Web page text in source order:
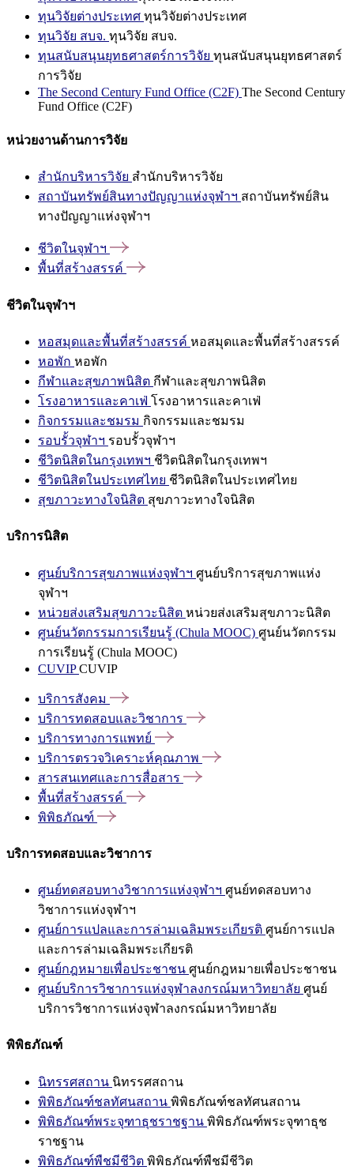
ทุนวิจัยต่างประเทศ ทุนวิจัยต่างประเทศ
ทุนวิจัย สบจ. ทุนวิจัย สบจ.
ทุนสนับสนุนยุทธศาสตร์การวิจัย ทุนสนับสนุนยุทธศาสตร์
การวิจัย
The Second Century Fund Office (C2F) The Second Century
Fund Office (C2F)
หน่วยงานด้านการวิจัย
สำนักบริหารวิจัย สำนักบริหารวิจัย
สถาบันทรัพย์สินทางปัญญาแห่งจุฬาฯ สถาบันทรัพย์สิน
ทางปัญญาแห่งจุฬาฯ
ชีวิตในจุฬาฯ
พื้นที่สร้างสรรค์
ชีวิตในจุฬาฯ
หอสมุดและพื้นที่สร้างสรรค์ หอสมุดและพื้นที่สร้างสรรค์
หอพัก หอพัก
กีฬาและสุขภาพนิสิต กีฬาและสุขภาพนิสิต
โรงอาหารและคาเฟ่ โรงอาหารและคาเฟ่
กิจกรรมและชมรม กิจกรรมและชมรม
รอบรั้วจุฬาฯ รอบรั้วจุฬาฯ
ชีวิตนิสิตในกรุงเทพฯ ชีวิตนิสิตในกรุงเทพฯ
ชีวิตนิสิตในประเทศไทย ชีวิตนิสิตในประเทศไทย
สุขภาวะทางใจนิสิต สุขภาวะทางใจนิสิต
บริการนิสิต
ศูนย์บริการสุขภาพแห่งจุฬาฯ ศูนย์บริการสุขภาพแห่ง
จุฬาฯ
หน่วยส่งเสริมสุขภาวะนิสิต หน่วยส่งเสริมสุขภาวะนิสิต
ศูนย์นวัตกรรมการเรียนรู้ (Chula MOOC) ศูนย์นวัตกรรม
การเรียนรู้ (Chula MOOC)
CUVIPCUVIP
บริการสังคม
บริการทดสอบและวิชาการ
บริการทางการแพทย์
บริการตรวจวิเคราะห์คุณภาพ
สารสนเทศและการสื่อสาร
พื้นที่สร้างสรรค์
พิพิธภัณฑ์
บริการทดสอบและวิชาการ
ศูนย์ทดสอบทางวิชาการแห่งจุฬาฯ ศูนย์ทดสอบทาง
วิชาการแห่งจุฬาฯ
ศูนย์การแปลและการล่ามเฉลิมพระเกียรติ ศูนย์การแปล
และการล่ามเฉลิมพระเกียรติ
ศูนย์กฎหมายเพื่อประชาชน ศูนย์กฎหมายเพื่อประชาชน
ศูนย์บริการวิชาการแห่งจุฬาลงกรณ์มหาวิทยาลัย ศูนย์
บริการวิชาการแห่งจุฬาลงกรณ์มหาวิทยาลัย
พิพิธภัณฑ์
นิทรรศสถาน นิทรรศสถาน
พิพิธภัณฑ์ชลทัศนสถาน พิพิธภัณฑ์ชลทัศนสถาน
พิพิธภัณฑ์พระจุฑาธุชราชฐาน พิพิธภัณฑ์พระจุฑาธุช
ราชฐาน
พิพิธภัณฑ์พืชมีชีวิต พิพิธภัณฑ์พืชมีชีวิต